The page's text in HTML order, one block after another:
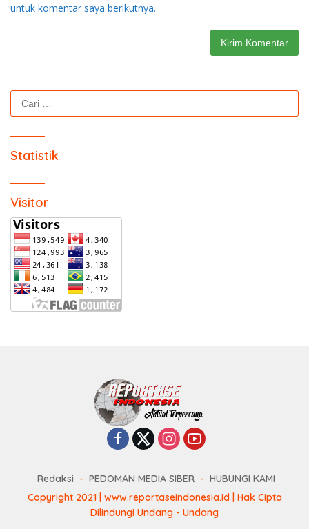
untuk komentar saya berikutnya.
Cari
untuk:
Statistik
Visitor
Redaksi PEDOMAN MEDIA SIBER
HUBUNGI KAMI
Copyright 2021 | www.reportaseindonesia.id | Hak Cipta
Dilindungi Undang - Undang